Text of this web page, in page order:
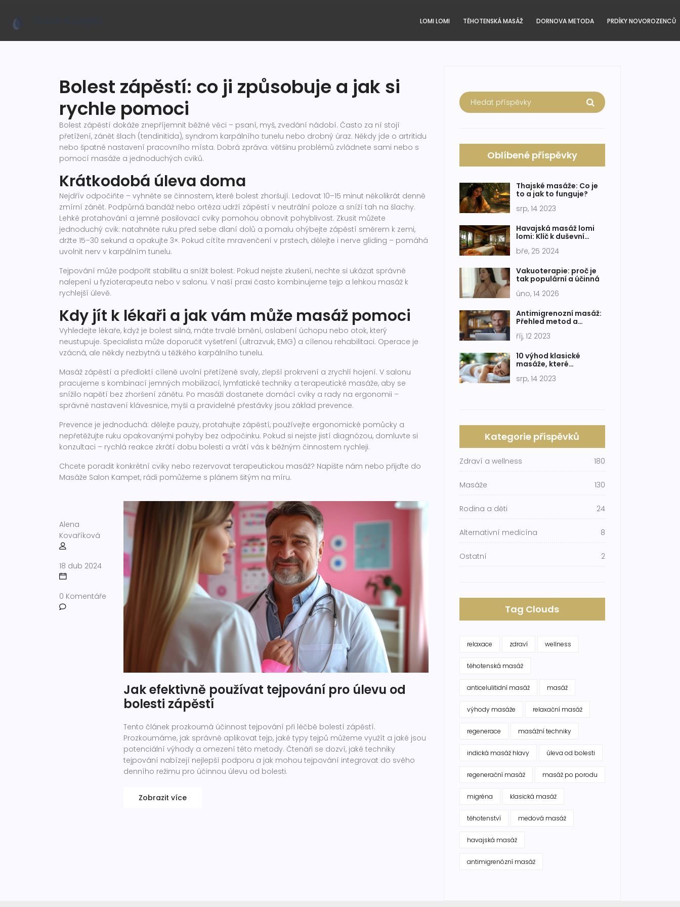
LOMI LOMI TĚHOTENSKÁ MASÁŽ DORNOVA METODA PRDÍKY NOVOROZENCŮ
Bolest zápěstí: co ji způsobuje a jak si
rychle pomoci
Bolest zápěstí dokáže znepříjemnit běžné věci – psaní, myš, zvedání nádobí. Často za ní stojí
přetížení, zánět šlach (tendinitida), syndrom karpálního tunelu nebo drobný úraz. Někdy jde o artritidu
nebo špatné nastavení pracovního místa. Dobrá zpráva: většinu problémů zvládnete sami nebo s
pomocí masáže a jednoduchých cviků.
Krátkodobá úleva doma
Nejdřív odpočiňte – vyhněte se činnostem, které bolest zhoršují. Ledovat 10–15 minut několikrát denně
zmírní zánět. Podpůrná bandáž nebo ortéza udrží zápěstí v neutrální poloze a sníží tah na šlachy.
Lehké protahování a jemné posilovací cviky pomohou obnovit pohyblivost. Zkusit můžete
jednoduchý cvik: natahněte ruku před sebe dlaní dolů a pomalu ohýbejte zápěstí směrem k zemi,
držte 15–30 sekund a opakujte 3×. Pokud cítíte mravenčení v prstech, dělejte i nerve gliding – pomáhá
uvolnit nerv v karpálním tunelu.
Tejpování může podpořit stabilitu a snížit bolest. Pokud nejste zkušení, nechte si ukázat správné
nalepení u fyzioterapeuta nebo v salonu. V naší praxi často kombinujeme tejp a lehkou masáž k
rychlejší úlevě.
Kdy jít k lékaři a jak vám může masáž pomoci
Vyhledejte lékaře, když je bolest silná, máte trvalé brnění, oslabení úchopu nebo otok, který
neustupuje. Specialista může doporučit vyšetření (ultrazvuk, EMG) a cílenou rehabilitaci. Operace je
vzácná, ale někdy nezbytná u těžkého karpálního tunelu.
Masáž zápěstí a předloktí cíleně uvolní přetížené svaly, zlepší prokrvení a zrychlí hojení. V salonu
pracujeme s kombinací jemných mobilizací, lymfatické techniky a terapeutické masáže, aby se
snížilo napětí bez zhoršení zánětu. Po masáži dostanete domácí cviky a rady na ergonomii –
správné nastavení klávesnice, myši a pravidelné přestávky jsou základ prevence.
Prevence je jednoduchá: dělejte pauzy, protahujte zápěstí, používejte ergonomické pomůcky a
nepřetěžujte ruku opakovanými pohyby bez odpočinku. Pokud si nejste jistí diagnózou, domluvte si
konzultaci – rychlá reakce zkrátí dobu bolesti a vrátí vás k běžným činnostem rychleji.
Chcete poradit konkrétní cviky nebo rezervovat terapeutickou masáž? Napište nám nebo přijďte do
Masáže Salon Kampet, rádi pomůžeme s plánem šitým na míru.
Alena
Kovaříková
18 dub 2024
0 Komentáře
Jak efektivně používat tejpování pro úlevu od
bolesti zápěstí
Tento článek prozkoumá účinnost tejpování při léčbě bolestí zápěstí.
Prozkoumáme, jak správně aplikovat tejp, jaké typy tejpů můžeme využít a jaké jsou
potenciální výhody a omezení této metody. Čtenáři se dozví, jaké techniky
tejpování nabízejí nejlepší podporu a jak mohou tejpování integrovat do svého
denního režimu pro účinnou úlevu od bolesti.
Zobrazit více
Oblíbené příspěvky
Thajské masáže: Co je
to a jak to funguje?
srp, 14 2023
Havajská masáž lomi
lomi: Klíč k duševní
harmonii
bře, 25 2024
Vakuoterapie: proč je
tak populární a účinná
úno, 14 2026
Antimigrenozní masáž:
Přehled metod a
říj, 12 2023
10 výhod klasické
masáže, které
srp, 14 2023
Kategorie příspěvků
Zdraví a wellness 180
Masáže 130
Rodina a děti 24
Alternativní medicína 8
Ostatní 2
Tag Clouds
relaxace zdraví wellness
těhotenská masáž
anticelulitidní masáž masáž
výhody masáže relaxační masáž
regenerace masážní techniky
indická masáž hlavy úleva od bolesti
regenerační masáž masáž po porodu
migréna klasická masáž
těhotenství medová masáž
havajská masáž
antimigrenózní masáž